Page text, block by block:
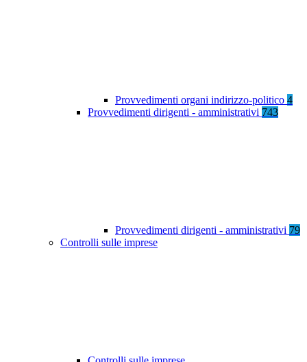
Provvedimenti organi indirizzo-politico 4
Provvedimenti dirigenti - amministrativi 743
Provvedimenti dirigenti - amministrativi 79
Controlli sulle imprese